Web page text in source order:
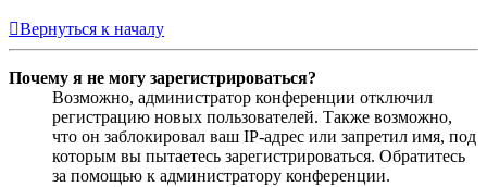
Вернуться к началу
Почему я не могу зарегистрироваться?
Возможно, администратор конференции отключил
регистрацию новых пользователей. Также возможно,
что он заблокировал ваш IP-адрес или запретил имя, под
которым вы пытаетесь зарегистрироваться. Обратитесь
за помощью к администратору конференции.